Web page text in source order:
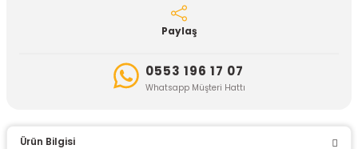
Paylaş
0553 196 17 07
Whatsapp Müşteri Hattı
Ürün Bilgisi